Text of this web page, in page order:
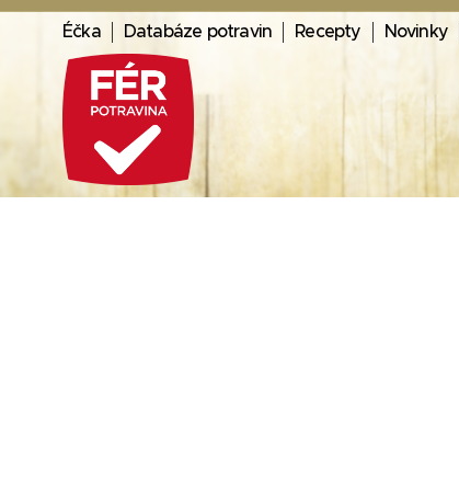
Éčka Databáze potravin Recepty Novinky